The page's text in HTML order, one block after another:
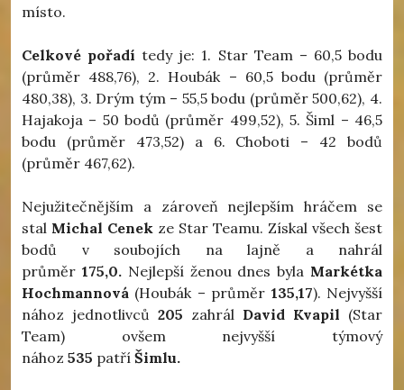
místo.
Celkové pořadí tedy je: 1. Star Team – 60,5 bodu
(průměr 488,76), 2. Houbák – 60,5 bodu (průměr
480,38), 3. Drým tým – 55,5 bodu (průměr 500,62), 4.
Hajakoja – 50 bodů (průměr 499,52), 5. Šiml – 46,5
bodu (průměr 473,52) a 6. Choboti – 42 bodů
(průměr 467,62).
Nejužitečnějším a zároveň nejlepším hráčem se
stal Michal Cenek ze Star Teamu. Získal všech šest
bodů v soubojích na lajně a nahrál
průměr 175,0.Nejlepší ženou dnes byla Markétka
Hochmannová (Houbák – průměr 135,17). Nejvyšší
nához jednotlivců 205 zahrál David Kvapil (Star
Team) ovšem nejvyšší týmový
nához 535 patří Šimlu.